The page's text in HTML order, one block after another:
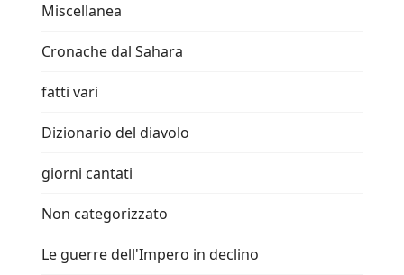
Miscellanea
Cronache dal Sahara
fatti vari
Dizionario del diavolo
giorni cantati
Non categorizzato
Le guerre dell'Impero in declino